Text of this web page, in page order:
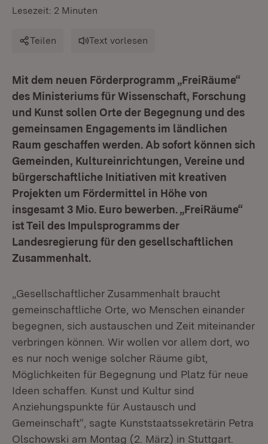
Lesezeit: 2 Minuten
Teilen Text vorlesen
Mit dem neuen Förderprogramm „FreiRäume“
des Ministeriums für Wissenschaft, Forschung
und Kunst sollen Orte der Begegnung und des
gemeinsamen Engagements im ländlichen
Raum geschaffen werden. Ab sofort können sich
Gemeinden, Kultureinrichtungen, Vereine und
bürgerschaftliche Initiativen mit kreativen
Projekten um Fördermittel in Höhe von
insgesamt 3 Mio. Euro bewerben. „FreiRäume“
ist Teil des Impulsprogramms der
Landesregierung für den gesellschaftlichen
Zusammenhalt.
„Gesellschaftlicher Zusammenhalt braucht
gemeinschaftliche Orte, wo Menschen einander
begegnen, sich austauschen und Zeit miteinander
verbringen können. Wir wollen vor allem dort, wo
es nur noch wenige solcher Räume gibt,
Möglichkeiten für Begegnung und Platz für neue
Ideen schaffen. Kunst und Kultur sind
Anziehungspunkte für Austausch und
Gemeinschaft“, sagte Kunststaatssekretärin Petra
Olschowski am Montag (2. März) in Stuttgart.